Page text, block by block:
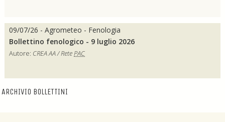
09/07/26 - Agrometeo - Fenologia
Bollettino fenologico - 9 luglio 2026
Autore: CREA AA / RetePAC
ARCHIVIO BOLLETTINI